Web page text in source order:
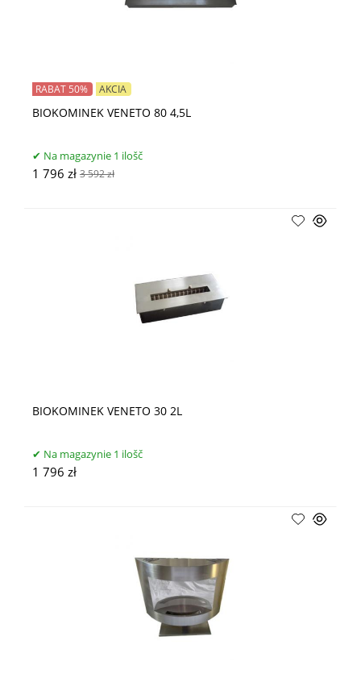
BIOKOMINEK VENETO 80 4,5L
RABAT 50% AKCIA
Na magazynie 1 ilošč
1 796 zł 3 592 zł
BIOKOMINEK VENETO 30 2L
Na magazynie 1 ilošč
1 796 zł